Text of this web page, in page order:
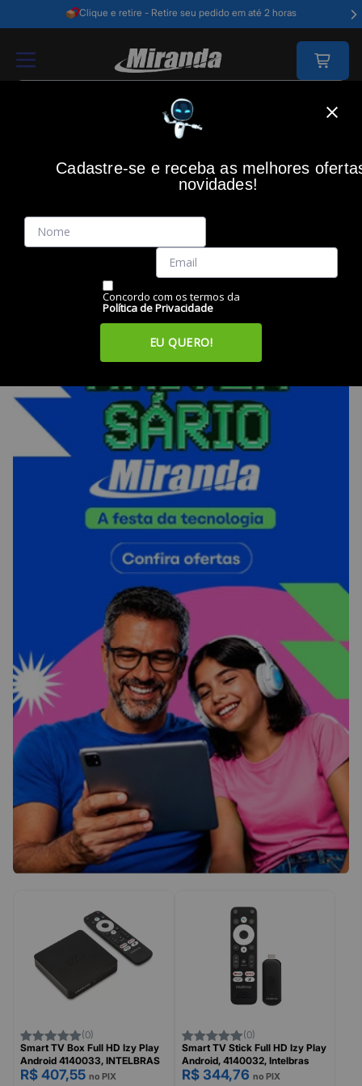
Clique e retire - Retire seu pedido em até 2 horas
STREAMING MEDIA PLAYER
(0)
Smart TV Box Full HD Izy Play
Android 4140033, INTELBRAS
R$ 407,55 no PIX
(0)
Smart TV Stick Full HD Izy Play
Android, 4140032, Intelbras
R$ 344,76 no PIX
Cadastre-se e receba as melhores
novidades!
Concordo com os termos da
Política de Privacidade
EU QUERO!